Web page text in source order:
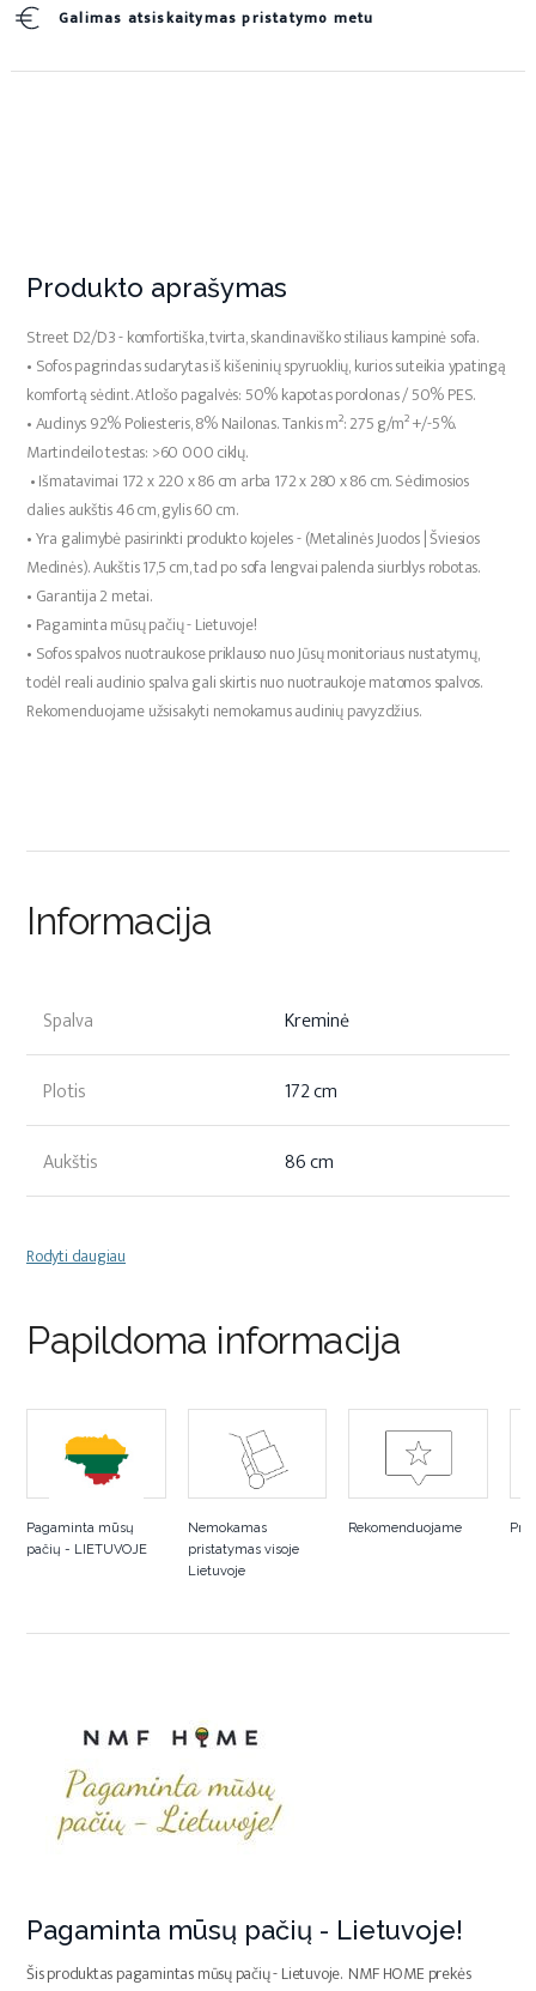
Galimas atsiskaitymas pristatymo metu
Produkto aprašymas
Street D2/D3 - komfortiška, tvirta, skandinaviško stiliaus kampinė sofa.
• Sofos pagrindas sudarytas iš kišeninių spyruoklių, kurios suteikia ypatingą
komfortą sėdint. Atlošo pagalvės: 50% kapotas porolonas / 50% PES.
• Audinys 92% Poliesteris, 8% Nailonas. Tankis m²: 275 g/m² +/-5%.
Martindeilo testas: >60 000 ciklų.
• Išmatavimai 172 x 220 x 86 cm arba 172 x 280 x 86 cm. Sėdimosios
dalies aukštis 46 cm, gylis 60 cm.
• Yra galimybė pasirinkti produkto kojeles - (Metalinės Juodos | Šviesios
Medinės). Aukštis 17,5 cm, tad po sofa lengvai palenda siurblys robotas.
• Garantija 2 metai.
• Pagaminta mūsų pačių - Lietuvoje!
• Sofos spalvos nuotraukose priklauso nuo Jūsų monitoriaus nustatymų,
todėl reali audinio spalva gali skirtis nuo nuotraukoje matomos spalvos.
Rekomenduojame užsisakyti nemokamus audinių pavyzdžius.
Informacija
Spalva Kreminė
Plotis 172 cm
Aukštis 86 cm
Rodyti daugiau
Papildoma informacija
Pagaminta mūsų
pačių - LIETUVOJE
Nemokamas
pristatymas visoje
Lietuvoje
Rekomenduojame
Pagaminta mūsų pačių - Lietuvoje!
Šis produktas pagamintas mūsų pačių - Lietuvoje. NMF HOME prekės